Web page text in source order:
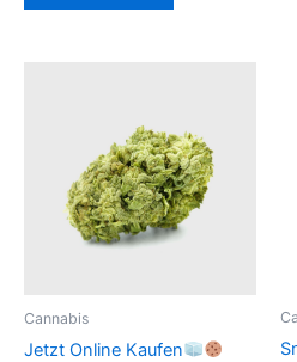
Cannabis
Jetzt Online Kaufen